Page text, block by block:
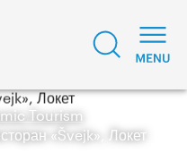
Tourism
«Švejk», Локет